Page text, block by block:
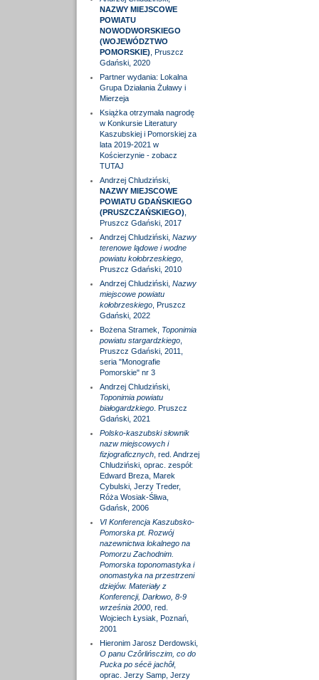
NAZWY MIEJSCOWE
POWIATU
NOWODWORSKIEGO
(WOJEWÓDZTWO
POMORSKIE) , Pruszcz
Gdański, 2020
Partner wydania: Lokalna
Grupa Działania Żuławy i
Mierzeja
Książka otrzymała nagrodę
w Konkursie Literatury
Kaszubskiej i Pomorskiej za
lata 2019-2021 w
Kościerzynie - zobacz
TUTAJ
Andrzej Chludziński,
NAZWY MIEJSCOWE
POWIATU GDAŃSKIEGO
(PRUSZCZAŃSKIEGO)
Pruszcz Gdański, 2017
Andrzej Chludziński, Nazwy
terenowe lądowe i wodne
powiatu kołobrzeskiego,
Pruszcz Gdański, 2010
Andrzej Chludziński, Nazwy
miejscowe powiatu
kołobrzeskiego, Pruszcz
Gdański, 2022
Bożena Stramek,
Toponimia
powiatu stargardzkiego,
Pruszcz Gdański, 2011,
seria "Monografie
Pomorskie" nr 3
Andrzej Chludziński,
Toponimia powiatu
białogardzkiego. Pruszcz
Gdański, 2021
Polsko-kaszubski słownik
nazw miejscowych i
fizjograficznych, red. Andrzej
Chludziński, oprac. zespół:
Edward Breza, Marek
Cybulski, Jerzy Treder,
Róża Wosiak-Śliwa,
Gdańsk, 2006
VI Konferencja Kaszubsko-
Pomorska pt. Rozwój
nazewnictwa lokalnego na
Pomorzu Zachodnim.
Pomorska toponomastyka i
onomastyka na przestrzeni
dziejów. Materiały z
Konferencji, Darłowo, 8-9
września 2000, red.
Wojciech Łysiak, Poznań,
2001
Hieronim Jarosz Derdowski,
O panu Czôrlińsczim, co do
Pucka po sécë jachôł,
oprac. Jerzy Samp, Jerzy